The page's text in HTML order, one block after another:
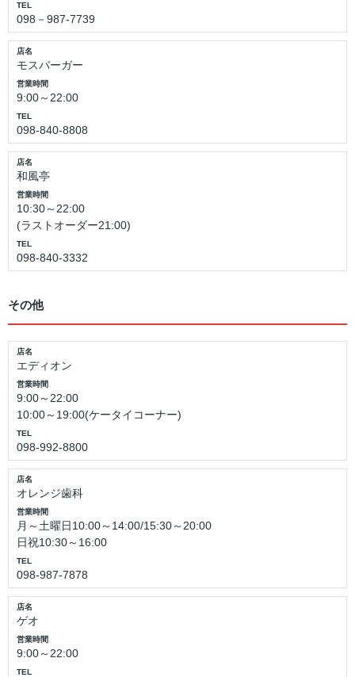
TEL
098－987-7739
店名
モスバーガー
営業時間
9:00～22:00
TEL
098-840-8808
店名
和風亭
営業時間
10:30～22:00
(ラストオーダー21:00)
TEL
098-840-3332
その他
店名
エディオン
営業時間
9:00～22:00
10:00～19:00(ケータイコーナー)
TEL
098-992-8800
店名
オレンジ歯科
営業時間
月～土曜日10:00～14:00/15:30～20:00
日祝10:30～16:00
TEL
098-987-7878
店名
ゲオ
営業時間
9:00～22:00
TEL